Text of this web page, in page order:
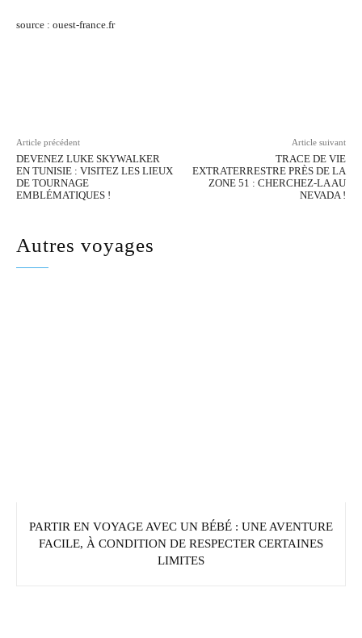
source : ouest-france.fr
Article précédent
DEVENEZ LUKE SKYWALKER
EN TUNISIE : VISITEZ LES LIEUX
DE TOURNAGE
EMBLÉMATIQUES !
Article suivant
TRACE DE VIE
EXTRATERRESTRE PRÈS DE LA
ZONE 51 : CHERCHEZ-LA AU
NEVADA !
Autres voyages
PARTIR EN VOYAGE AVEC UN BÉBÉ : UNE AVENTURE
FACILE, À CONDITION DE RESPECTER CERTAINES
LIMITES